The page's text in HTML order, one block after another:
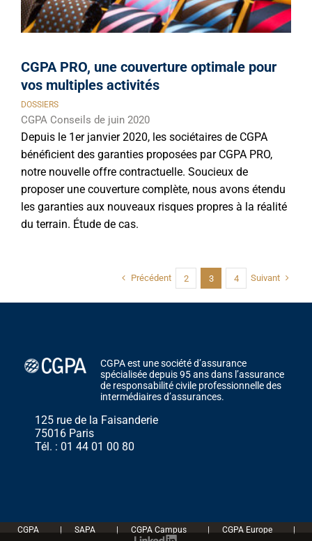
CGPA PRO, une couverture optimale pour
vos multiples activités
DOSSIERS
CGPA Conseils de juin 2020
Depuis le 1er janvier 2020, les sociétaires de CGPA
bénéficient des garanties proposées par CGPA PRO,
notre nouvelle offre contractuelle. Soucieux de
proposer une couverture complète, nous avons étendu
les garanties aux nouveaux risques propres à la réalité
du terrain. Étude de cas.
Précédent 2 3 4 Suivant
CGPA est une société d’assurance
spécialisée depuis 95 ans dans l’assurance
de responsabilité civile professionnelle des
intermédiaires d’assurances.
125 rue de la Faisanderie
75016 Paris
Tél. : 01 44 01 00 80
CGPA SAPA CGPA Campus CGPA Europe